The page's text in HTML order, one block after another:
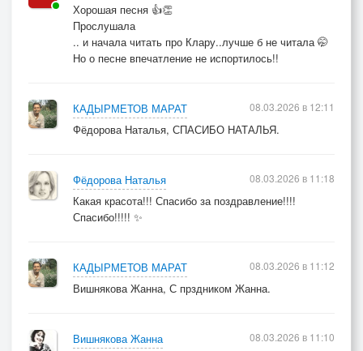
Хорошая песня 👍👏
Прослушала
.. и начала читать про Клару..лучше б не читала 🤭
Но о песне впечатление не испортилось!!
КАДЫРМЕТОВ МАРАТ
Фёдорова Наталья, СПАСИБО НАТАЛЬЯ.
08.03.2026 в 12:11
Фёдорова Наталья
Какая красота!!! Спасибо за поздравление!!!!
Спасибо!!!!! ✨
08.03.2026 в 11:18
КАДЫРМЕТОВ МАРАТ
Вишнякова Жанна, С прздником Жанна.
08.03.2026 в 11:12
Вишнякова Жанна
08.03.2026 в 11:10